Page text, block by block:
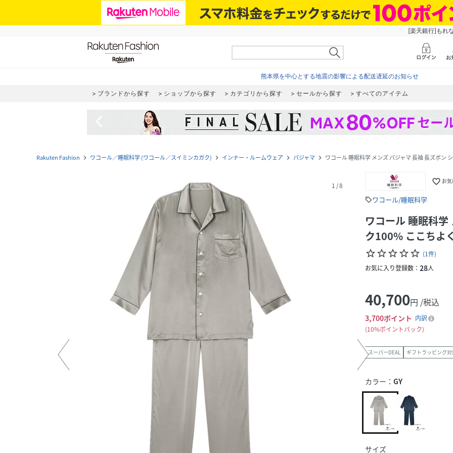
[楽天銀行]もれ
熊本県を中心とする地震の影響による配送遅延のお知らせ
ブランドから探す ショップから探す カテゴリから探す セールから探す すべてのアイテム
Rakuten Fashion navigate_next ワコール／睡眠科学 (ワコール／スイミンカガク) navigate_next インナー・ルームウェア navigate_next パジャマ navigate_next ワコール 睡眠科学 メンズ パジャマ 長袖 長ズボン
1 /8 favorite_border お
sellワコール/睡眠科学
ワコール 睡眠科
ク100% ここちよ
star_borderstar_borderstar_borderstar_borderstar_border (1件)
お気に入り登録数： 28人
40,700円 /税込
3,700ポイント 内訳
10%ポイントバック
スーパーDEAL ギフトラッピング対
カラー： GY
サイズ